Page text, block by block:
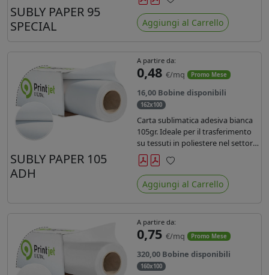
SUBLY PAPER 95
SPECIAL
Preferiti
Aggiungi al Carrello
SUBLY PAPER 105
ADH
A partire da:
0,48 €/mq Promo Mese
16,00 Bobine disponibili
162x100
Carta sublimatica adesiva bianca
105gr. Ideale per il trasferimento
su tessuti in poliestere nel settore
sportwear .
Preferiti
Aggiungi al Carrello
A partire da:
0,75 €/mq Promo Mese
320,00 Bobine disponibili
160x100